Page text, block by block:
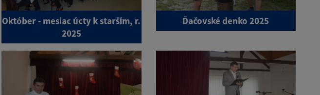
Október - mesiac úcty k starším, r.
2025
Ďačovské denko 2025